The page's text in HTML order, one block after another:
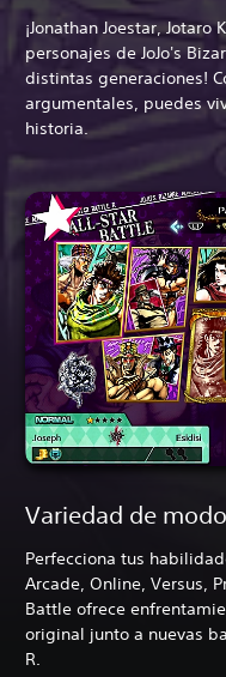
¡Jonathan Joestar, Jotaro
personajes de JoJo's
distintas generaciones!
argumentales, puedes
historia.
Variedad de
Perfecciona tus
Arcade, Online, Versus,
Battle ofrece
original junto a nuevas
R.